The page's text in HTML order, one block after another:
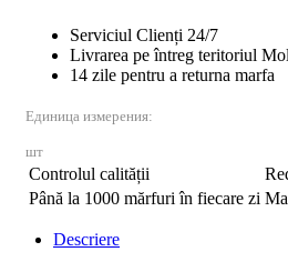
Serviciul Clienți 24/7
Livrarea pe întreg teritoriul
14 zile pentru a returna marfa
Единица измерения:
шт
Controlul calității
Până la 1000 mărfuri în fiecare zi
Descriere